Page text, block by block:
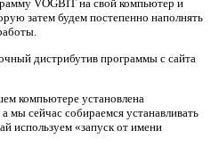
VOGBIT на свой компьютер и
затем будем постепенно наполнять
дистрибутив программы с сайта
компьютере установлена
мы сейчас собираемся устанавливать
используем «запуск от имени